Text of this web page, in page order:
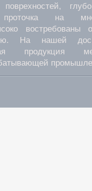
на
востребованы
На нашей
продукция